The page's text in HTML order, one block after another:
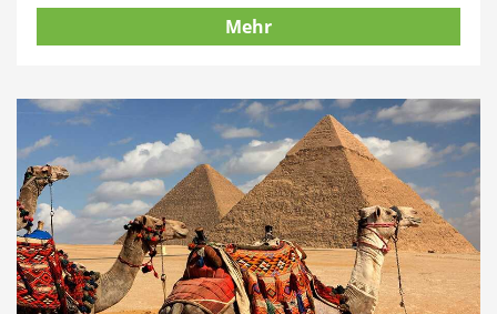
Mehr